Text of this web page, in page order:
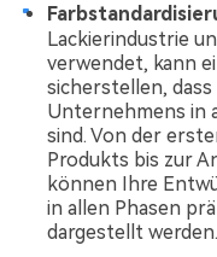
Lackierindustrie
verwendet, kann
sicherstellen,
Unternehmens in
sind. Von der
Produkts bis zur
können Ihre
in allen Phasen
dargestellt werden.